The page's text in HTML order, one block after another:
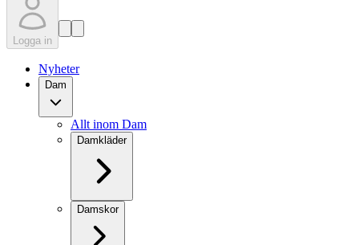
Logga in
Nyheter
Dam
Allt inom Dam
Damkläder
Damskor